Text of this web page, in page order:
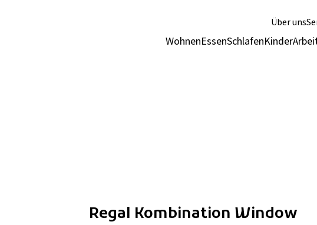
Über uns
WohnenEssenSchlafenKinder
Regal Kombination Window